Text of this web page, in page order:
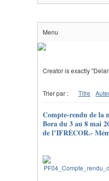
Menu
Creator is exactly
Trier par : Titre
Compte-rendu de la
Bora du 3 au 8 mai
de l’IFRECOR.-